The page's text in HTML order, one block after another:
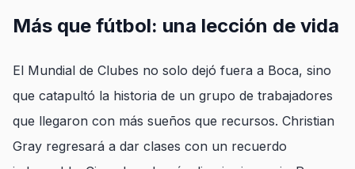
Más que fútbol: una lección de vida
El Mundial de Clubes no solo dejó fuera a Boca, sino
que catapultó la historia de un grupo de trabajadores
que llegaron con más sueños que recursos. Christian
Gray regresará a dar clases con un recuerdo